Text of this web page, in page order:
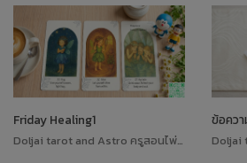
Friday Healing1
Doljai tarot and Astro ครูสอนไพ่ทาโรต์
ข้อคว